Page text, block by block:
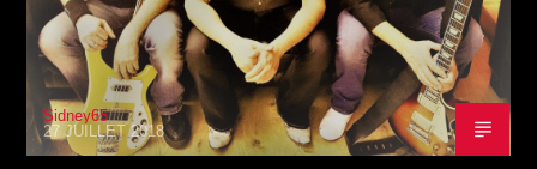
Sidney65
27 JUILLET 2018